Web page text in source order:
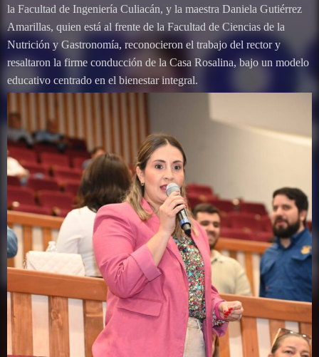
la Facultad de Ingeniería Culiacán, y la maestra Daniela Gutiérrez
Amarillas, quien está al frente de la Facultad de Ciencias de la
Nutrición y Gastronomía, reconocieron el trabajo del rector y
resaltaron la firme conducción de la Casa Rosalina, bajo un modelo
educativo centrado en el bienestar integral.